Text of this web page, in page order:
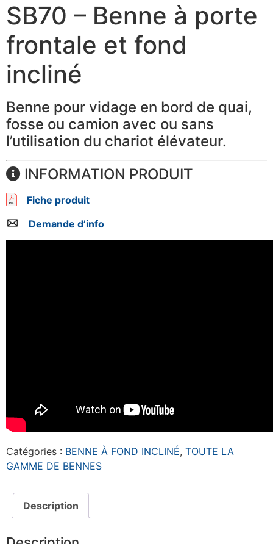
SB70 – Benne à porte
frontale et fond
incliné
Benne pour vidage en bord de quai,
fosse ou camion avec ou sans
l’utilisation du chariot élévateur.
INFORMATION PRODUIT
Fiche produit
Demande d’info
Catégories : BENNE À FOND INCLINÉ, TOUTE LA
GAMME DE BENNES
Description